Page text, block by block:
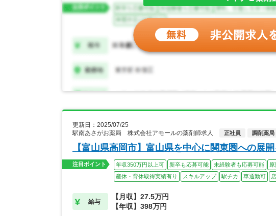
更新日：2025/07/25
駅南あさがお薬局 株式会社アモールの薬剤師求人
正社員 調剤薬局
【富山県高岡市】富山県を中心に関東圏への展
注目ポイント 年収350万円以上可 新卒も応募可能 未経験者も応募可能
産休・育休取得実績有り
スキルアップ 駅チカ 車通勤可
給与
【月収】27.5万円
【年収】398万円